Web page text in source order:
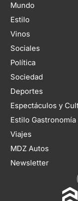
Mundo
Estilo
Vinos
Sociales
Política
Sociedad
Deportes
Espectáculos y
Estilo Gastronomía
Viajes
MDZ Autos
Newsletter